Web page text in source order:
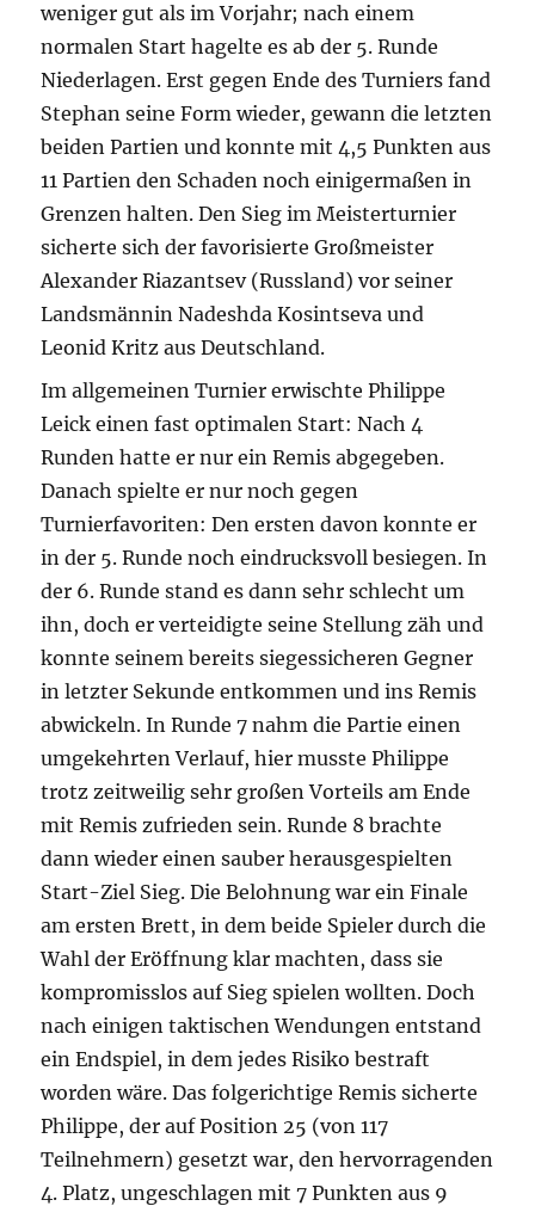
weniger gut als im Vorjahr; nach einem
normalen Start hagelte es ab der 5. Runde
Niederlagen. Erst gegen Ende des Turniers fand
Stephan seine Form wieder, gewann die letzten
beiden Partien und konnte mit 4,5 Punkten aus
11 Partien den Schaden noch einigermaßen in
Grenzen halten. Den Sieg im Meisterturnier
sicherte sich der favorisierte Großmeister
Alexander Riazantsev (Russland) vor seiner
Landsmännin Nadeshda Kosintseva und
Leonid Kritz aus Deutschland.
Im allgemeinen Turnier erwischte Philippe
Leick einen fast optimalen Start: Nach 4
Runden hatte er nur ein Remis abgegeben.
Danach spielte er nur noch gegen
Turnierfavoriten: Den ersten davon konnte er
in der 5. Runde noch eindrucksvoll besiegen. In
der 6. Runde stand es dann sehr schlecht um
ihn, doch er verteidigte seine Stellung zäh und
konnte seinem bereits siegessicheren Gegner
in letzter Sekunde entkommen und ins Remis
abwickeln. In Runde 7 nahm die Partie einen
umgekehrten Verlauf, hier musste Philippe
trotz zeitweilig sehr großen Vorteils am Ende
mit Remis zufrieden sein. Runde 8 brachte
dann wieder einen sauber herausgespielten
Start-Ziel Sieg. Die Belohnung war ein Finale
am ersten Brett, in dem beide Spieler durch die
Wahl der Eröffnung klar machten, dass sie
kompromisslos auf Sieg spielen wollten. Doch
nach einigen taktischen Wendungen entstand
ein Endspiel, in dem jedes Risiko bestraft
worden wäre. Das folgerichtige Remis sicherte
Philippe, der auf Position 25 (von 117
Teilnehmern) gesetzt war, den hervorragenden
4. Platz, ungeschlagen mit 7 Punkten aus 9